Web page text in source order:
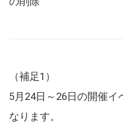
（補足1）
5月24日～26日の開催イ
なります。